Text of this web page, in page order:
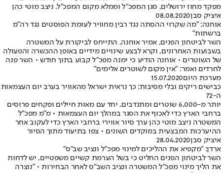
מפקד מחוז ירושלים, סגן המפכ"ל וממלא מקום המפכ"ל, ניצב מוטי כהן
איציק סבן08.08.2020
אוחנה: "מה שקרוי ההסתה נגד רבין מחוויר לעומת הפוסטים נגד רה"מ
ברשתות"
השר לביטחון הפנים, אמיר אוחנה, התייחס לביקורת על המשטרה
בשבועות האחרונים, וקרא לבצע שינויים מידיים באופן ההכשרה והפעולה
של השוטרים • אוחנה הודיע כי ימנה מפכ"ל קבוע בתוך חודש • השר פנה
לחרדים ואמר: "אין מקום לשוטרים אלימים"
מערכת היום15.07.2020
כבישים ריקים ובלי מסיבות: כך נראית ישראל מהאוויר בערב יום העצמאות
ה-72
יותר מ-6,000 שוטרים ומתנדבים, יחד עם מאות חיילים ופקחים פרוסים
ברחבי הארץ כדי לאכוף את הסגר במהלך יום העצמאות • מ"מ מפכ"ל
המשטרה ניצב מוטי כהן ערך סיור אווירי ברחבי הארץ כדי לעקוב אחר
ההיערכות המבצעית במוקדים השונים • צפו בתיעוד מתוך הסיור
איציק סבן28.04.2020
ארדן: "מקפיא את ההליכים למינוי מפכ"ל ונציב שב"ס"
השר לביטחון הפנים החליט כי בשל הערמת קשיים משפטיים, יש לדחות
את הליך מינוי מפכ"ל המשטרה ונציב השב"ס לאחר הבחירות • "נוצרה